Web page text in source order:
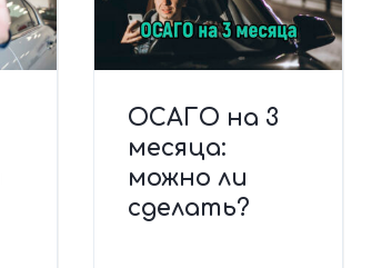
ОСАГО на 3
месяца:
можно ли
сделать?